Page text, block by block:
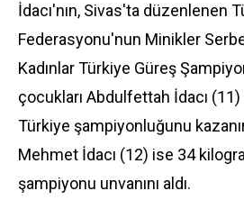
İdacı'nın, Sivas'ta düzenlenen
Federasyonu'nun Minikler
Kadınlar Türkiye Güreş
çocukları Abdulfettah İdacı
Türkiye şampiyonluğunu
Mehmet İdacı (12) ise 34
şampiyonu unvanını aldı.